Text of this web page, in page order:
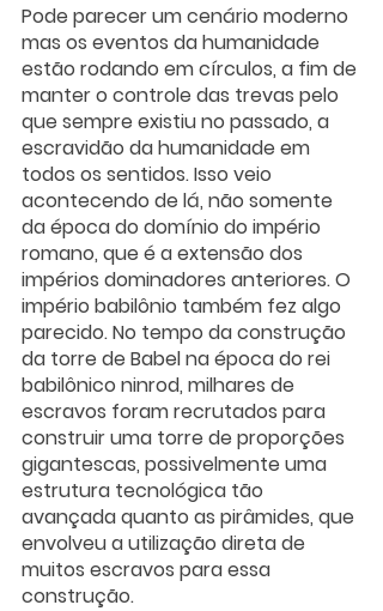
Pode parecer um cenário moderno
mas os eventos da humanidade
estão rodando em círculos, a fim de
manter o controle das trevas pelo
que sempre existiu no passado, a
escravidão da humanidade em
todos os sentidos. Isso veio
acontecendo de lá, não somente
da época do domínio do império
romano, que é a extensão dos
impérios dominadores anteriores. O
império babilônio também fez algo
parecido. No tempo da construção
da torre de Babel na época do rei
babilônico ninrod, milhares de
escravos foram recrutados para
construir uma torre de proporções
gigantescas, possivelmente uma
estrutura tecnológica tão
avançada quanto as pirâmides, que
envolveu a utilização direta de
muitos escravos para essa
construção.